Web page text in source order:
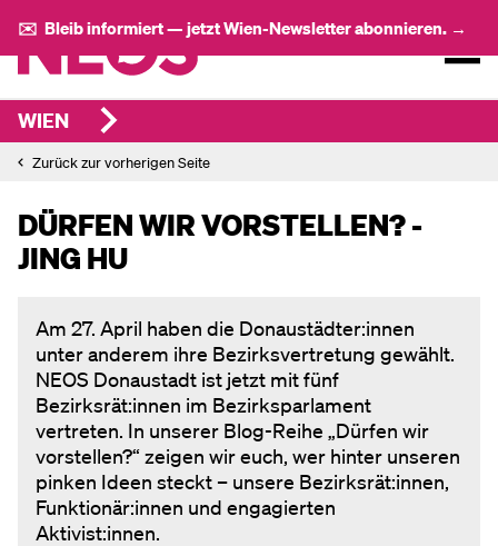
✉️ Bleib informiert — jetzt Wien-Newsletter abonnieren. →
WIEN
Zurück zur vorherigen Seite
DÜRFEN WIR VORSTELLEN? -
JING HU
Am 27. April haben die Donaustädter:innen
unter anderem ihre Bezirksvertretung gewählt.
NEOS Donaustadt ist jetzt mit fünf
Bezirksrät:innen im Bezirksparlament
vertreten. In unserer Blog-Reihe „Dürfen wir
vorstellen?“ zeigen wir euch, wer hinter unseren
pinken Ideen steckt – unsere Bezirksrät:innen,
Funktionär:innen und engagierten
Aktivist:innen.